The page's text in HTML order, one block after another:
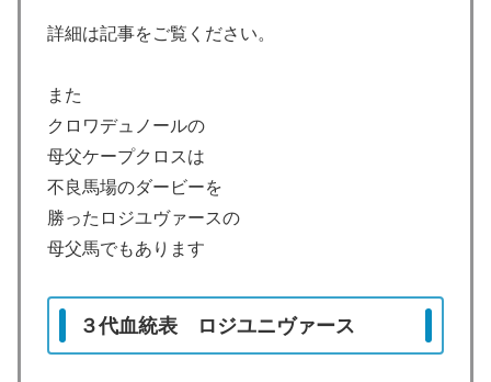
詳細は記事をご覧ください。
また
クロワデュノールの
母父ケープクロスは
不良馬場のダービーを
勝ったロジユヴァースの
母父馬でもあります
３代血統表 ロジユニヴァース